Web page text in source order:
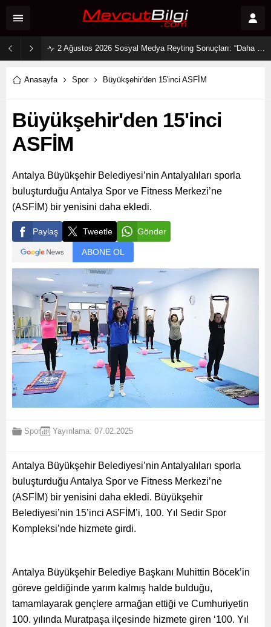
2 Ağustos 2026 Sosyal Medya Reyting Sonuçları: “Daha 17” Ekranlara Ambargo Koydu!
Anasayfa Spor Büyükşehir'den 15'inci ASFİM
Büyükşehir'den 15'inci
ASFİM
Antalya Büyükşehir Belediyesi’nin Antalyalıları sporla
buluşturduğu Antalya Spor ve Fitness Merkezi’ne
(ASFİM) bir yenisini daha ekledi.
Paylaş Tweetle Gönder
ABONE OL
Spor Yayınlama: 07.02.2025
Antalya Büyükşehir Belediyesi’nin Antalyalıları sporla
buluşturduğu Antalya Spor ve Fitness Merkezi’ne
(ASFİM) bir yenisini daha ekledi. Büyükşehir
Belediyesi’nin 15’inci ASFİM’i, 100. Yıl Sedir Spor
Kompleksi’nde hizmete girdi.
Antalya Büyükşehir Belediye Başkanı Muhittin Böcek’in
göreve geldiğinde yarım kalmış halde bulduğu,
tamamlayarak gençlere armağan ettiği ve Cumhuriyetin
100. yılında Muratpaşa ilçesinde hizmete giren ‘100. Yıl